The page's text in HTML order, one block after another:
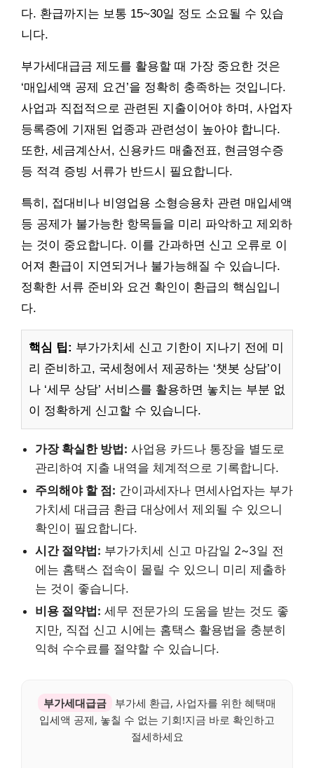
다. 환급까지는 보통 15~30일 정도 소요될 수 있습
니다.
부가세대급금 제도를 활용할 때 가장 중요한 것은
‘매입세액 공제 요건’을 정확히 충족하는 것입니다.
사업과 직접적으로 관련된 지출이어야 하며, 사업자
등록증에 기재된 업종과 관련성이 높아야 합니다.
또한, 세금계산서, 신용카드 매출전표, 현금영수증
등 적격 증빙 서류가 반드시 필요합니다.
특히, 접대비나 비영업용 소형승용차 관련 매입세액
등 공제가 불가능한 항목들을 미리 파악하고 제외하
는 것이 중요합니다. 이를 간과하면 신고 오류로 이
어져 환급이 지연되거나 불가능해질 수 있습니다.
정확한 서류 준비와 요건 확인이 환급의 핵심입니
다.
핵심 팁: 부가가치세 신고 기한이 지나기 전에 미
리 준비하고, 국세청에서 제공하는 ‘챗봇 상담’이
나 ‘세무 상담’ 서비스를 활용하면 놓치는 부분 없
이 정확하게 신고할 수 있습니다.
가장 확실한 방법: 사업용 카드나 통장을 별도로
관리하여 지출 내역을 체계적으로 기록합니다.
주의해야 할 점: 간이과세자나 면세사업자는 부가
가치세 대급금 환급 대상에서 제외될 수 있으니
확인이 필요합니다.
시간 절약법: 부가가치세 신고 마감일 2~3일 전
에는 홈택스 접속이 몰릴 수 있으니 미리 제출하
는 것이 좋습니다.
비용 절약법: 세무 전문가의 도움을 받는 것도 좋
지만, 직접 신고 시에는 홈택스 활용법을 충분히
익혀 수수료를 절약할 수 있습니다.
부가세대급금
부가세 환급, 사업자를 위한 혜택매
입세액 공제, 놓칠 수 없는 기회!지금 바로 확인하고
절세하세요